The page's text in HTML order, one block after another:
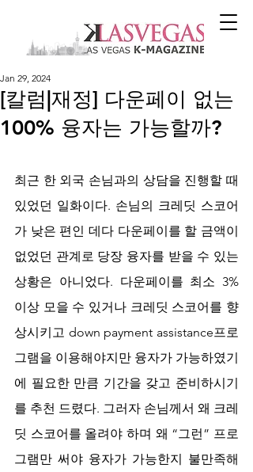
[칼럼|재정] 다운페이 없는
100% 융자는 가능할까?
Jan 29, 2024
최근 한 외국 손님과의 상담을 진행할 때
있었던 일화이다. 손님의 크레딧 스코어
가 낮은 편인 데다 다운페이를 할 금액이
없었던 관계로 당장 융자를 받을 수 있는
상황은 아니었다. 다운페이를 최소 3%
이상 모을 수 있거나 크레딧 스코어를 향
상시키고 down payment assistance프로
그램을 이용해야지만 융자가 가능하였기
에 필요한 만큼 기간을 갖고 준비하시기
를 추천 드렸다. 그러자 손님께서 왜 크레
딧 스코어를 올려야 하며 왜 “그런” 프로
그램만 써야 융자가 가능한지 불만족해